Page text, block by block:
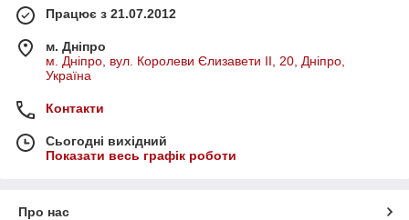
Працює з 21.07.2012
м. Дніпро
м. Дніпро, вул. Королеви Єлизавети ІІ, 20, Дніпро,
Україна
Контакти
Сьогодні вихідний
Показати весь графік роботи
Про нас